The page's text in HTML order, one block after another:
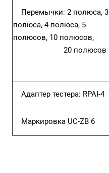
Перемычки: 2 полюса, 3
полюса, 4 полюса, 5
полюсов, 10 полюсов,
20 полюсов
Адаптер тестера: RPAI-4
Маркировка UC-ZB 6